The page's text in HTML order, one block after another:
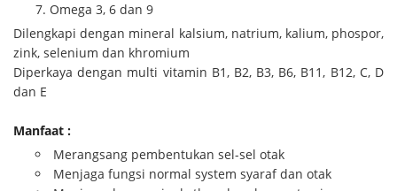
Omega 3, 6 dan 9
Dilengkapi dengan mineral kalsium, natrium, kalium, phospor,
zink, selenium dan khromium
Diperkaya dengan multi vitamin B1, B2, B3, B6, B11, B12, C, D
dan E
Manfaat :
Merangsang pembentukan sel-sel otak
Menjaga fungsi normal system syaraf dan otak